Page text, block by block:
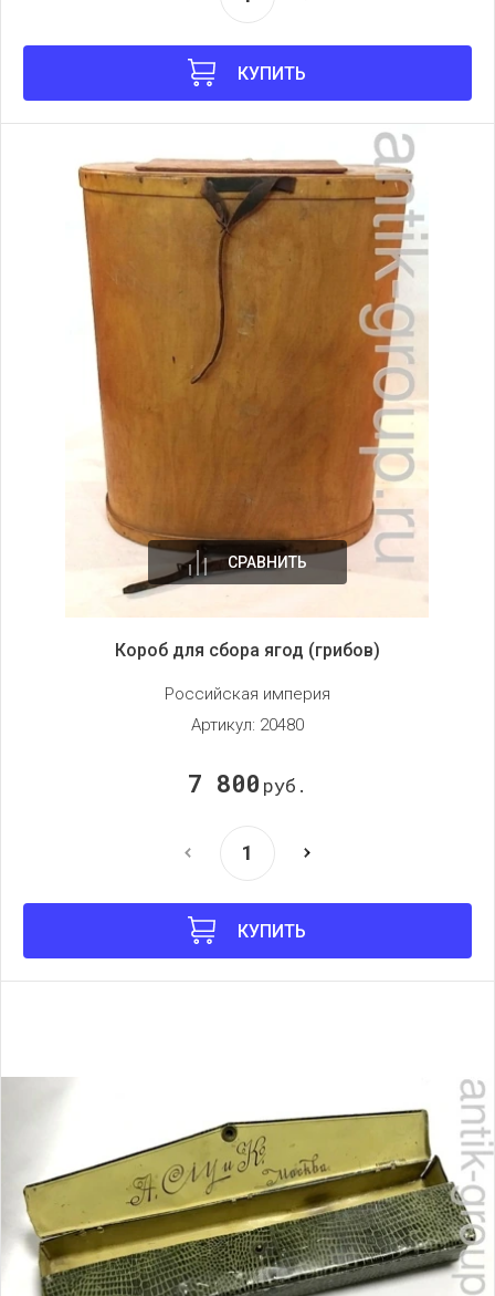
КУПИТЬ
СРАВНИТЬ
Короб для сбора ягод (грибов)
Российская империя
Артикул: 20480
7 800 руб.
КУПИТЬ